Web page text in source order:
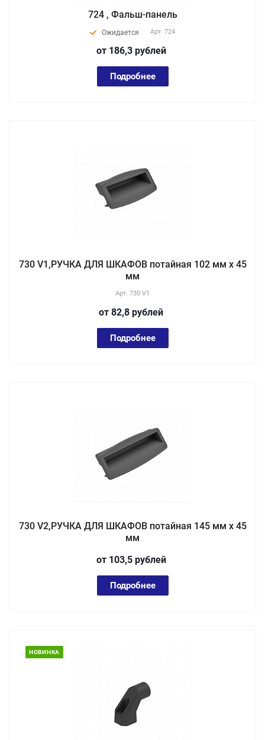
724 , Фальш-панель
Ожидается Арт. 724
от 186,3 рублей
Подробнее
730 V1,РУЧКА ДЛЯ ШКАФОВ потайная 102 мм х 45
мм
Арт. 730 V1
от 82,8 рублей
Подробнее
730 V2,РУЧКА ДЛЯ ШКАФОВ потайная 145 мм х 45
мм
от 103,5 рублей
Подробнее
НОВИНКА